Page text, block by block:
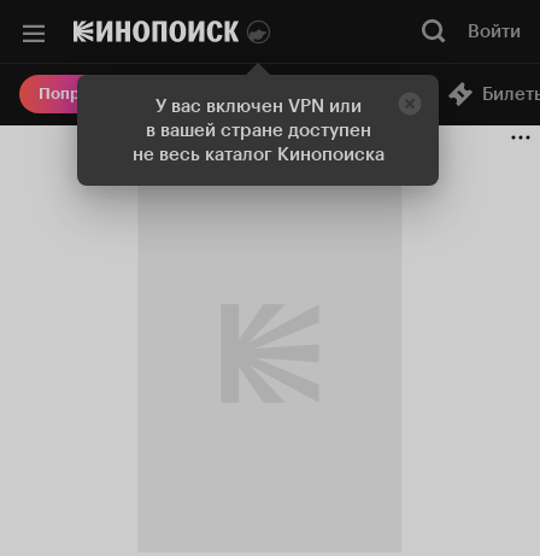
У вас включен VPN или
в вашей стране доступен
не весь каталог Кинопоиска
Войти
Попробовать Плюс Онлайн-кинотеатр